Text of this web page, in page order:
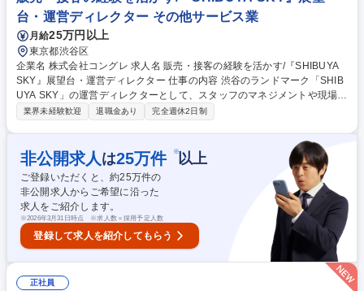
奈川/店舗SV】未経験歓迎/年休123日/「#C-pla」カプセルトイ/残業少なめ
台・運営ディレクター その他サービス業
月給25万円以上
東京都渋谷区
企業名 株式会社コングレ 求人名 販売・接客の経験を活かす/『SHIBUYA
SKY』展望台・運営ディレクター 仕事の内容 渋谷のランドマーク「SHIB
UYA SKY」の運営ディレクターとして、スタッフのマネジメントや現場の
オペレーション管理をお任せします。接客経験を活かし、チームを動かす
プバーの運営を担当。 ■現場マネジメント、スタッフへの指示出し・フォ
ロー ■シフト作成・勤怠管理、アルバイトや契約社員の育成 ■展望台の状
況確認、天候不良時のイレギュラー対応 ■日報や各種データ作成、接客マ
ニュアルの改善検討 ■クライアントとの定例会議や運営オペレーションの
提案 募集職種 販売・接客の経験を活かす/『SHIBUYA SKY』展望台・運
営ディレクター
業界未経験歓迎 退職金あり 完全週休2日制
非公開求人 は25万件 ※以上
ご登録いただくと、約25万件の
非公開求人からご希望に沿った
求人をご紹介します。
※2026年3月31日時点 ※求人数＝採用予定人数
登録して求人を紹介してもらう
正社員